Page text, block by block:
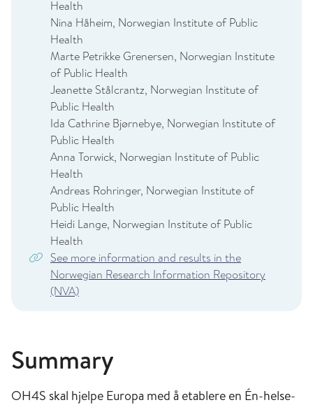
Health
Nina Håheim, Norwegian Institute of Public
Health
Marte Petrikke Grenersen, Norwegian Institute
of Public Health
Jeanette Stålcrantz, Norwegian Institute of
Public Health
Ida Cathrine Bjørnebye, Norwegian Institute of
Public Health
Anna Torwick, Norwegian Institute of Public
Health
Andreas Rohringer, Norwegian Institute of
Public Health
Heidi Lange, Norwegian Institute of Public
Health
See more information and results in the
Norwegian Research Information Repository
(NVA)
Summary
OH4S skal hjelpe Europa med å etablere en Én-helse-